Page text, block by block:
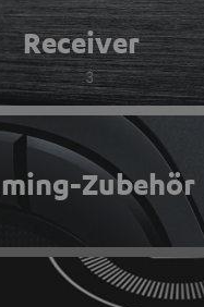
Receiver
Zubehör